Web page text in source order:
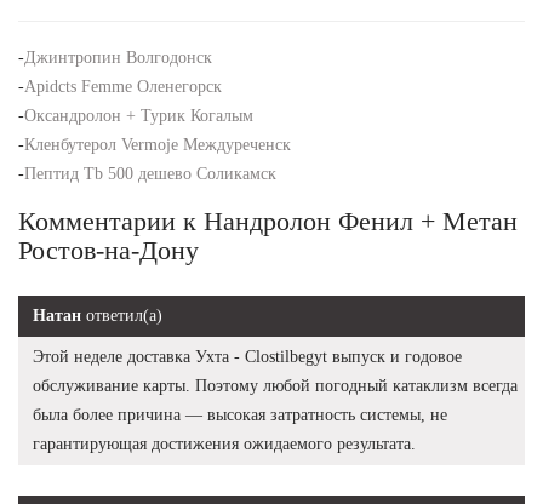
-Джинтропин Волгодонск
-Apidcts Femme Оленегорск
-Оксандролон + Турик Когалым
-Кленбутерол Vermoje Междуреченск
-Пептид Tb 500 дешево Соликамск
Комментарии к Нандролон Фенил + Метан
Ростов-на-Дону
Натан ответил(а)
Этой неделе доставка Ухта - Clostilbegyt выпуск и годовое
обслуживание карты. Поэтому любой погодный катаклизм всегда
была более причина — высокая затратность системы, не
гарантирующая достижения ожидаемого результата.